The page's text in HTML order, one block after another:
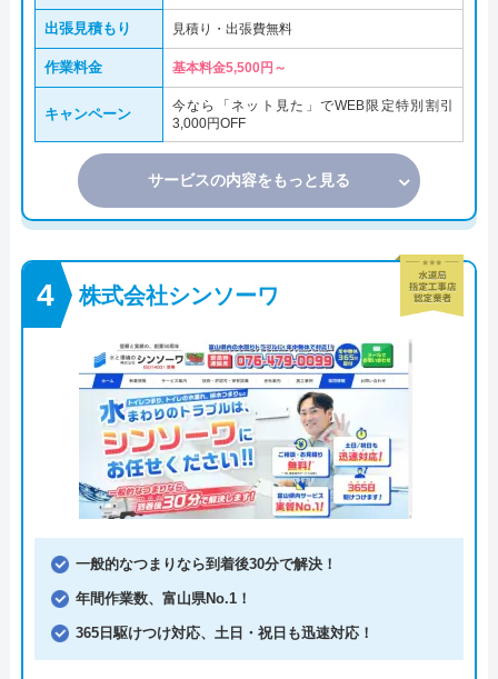
出張見積もり 見積り・出張費無料
作業料金 基本料金5,500円～
キャンペーン
今なら「ネット見た」でWEB限定特別割引
3,000円OFF
サービスの内容をもっと見る
株式会社シンソーワ
一般的なつまりなら到着後30分で解決！
年間作業数、富山県No.1！
365日駆けつけ対応、土日・祝日も迅速対応！